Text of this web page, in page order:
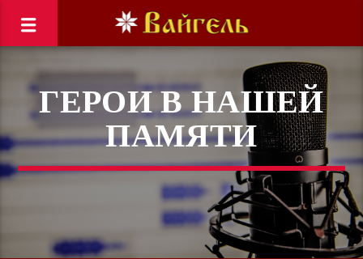
ГЕРОИ В НАШЕЙ
ПАМЯТИ